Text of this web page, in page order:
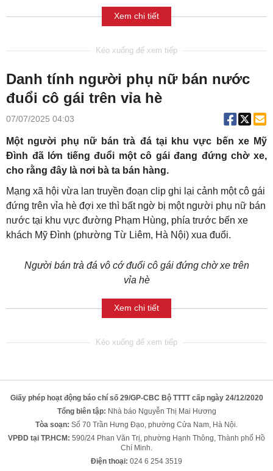
Xem chi tiết
Danh tính người phụ nữ bán nước
đuổi cô gái trên vỉa hè
07/07/2025 04:03
Một người phụ nữ bán trà đá tại khu vực bến xe Mỹ
Đình đã lớn tiếng đuổi một cô gái đang đứng chờ xe,
cho rằng đây là nơi bà ta bán hàng.
Mạng xã hội vừa lan truyền đoạn clip ghi lại cảnh một cô gái
đứng trên vỉa hè đợi xe thì bất ngờ bị một người phụ nữ bán
nước tại khu vực đường Phạm Hùng, phía trước bến xe
khách Mỹ Đình (phường Từ Liêm, Hà Nội) xua đuổi.
Người bán trà đá vô cớ đuổi cô gái đứng chờ xe trên
vỉa hè
Xem chi tiết
Giấy phép hoạt động báo chí số 29/GP-CBC Bộ TTTT cấp ngày 24/12/2020
Tổng biên tập: Nhà báo Nguyễn Thị Mai Hương
Tòa soạn: Số 70 Trần Hưng Đạo, phường Cửa Nam, Hà Nội.
VPĐD tại TP.HCM: 590/24 Phan Văn Trị, phường Hạnh Thông, Thành phố Hồ
Chí Minh.
Điện thoại: 024 6 254 3519